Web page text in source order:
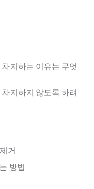
지하는 이유는 무엇
지하지 않도록 하려
거
방법